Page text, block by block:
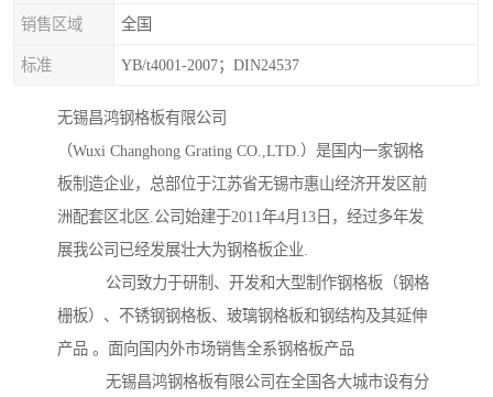
销售区域 全国
标准 YB/t4001-2007；DIN24537
无锡昌鸿钢格板有限公司
（Wuxi Changhong Grating CO.,LTD.）是国内一家钢格
板制造企业，总部位于江苏省无锡市惠山经济开发区前
洲配套区北区.公司始建于2011年4月13日，经过多年发
展我公司已经发展壮大为钢格板企业.
公司致力于研制、开发和大型制作钢格板（钢格
栅板）、不锈钢钢格板、玻璃钢格板和钢结构及其延伸
产品 。面向国内外市场销售全系钢格板产品
无锡昌鸿钢格板有限公司在全国各大城市设有分